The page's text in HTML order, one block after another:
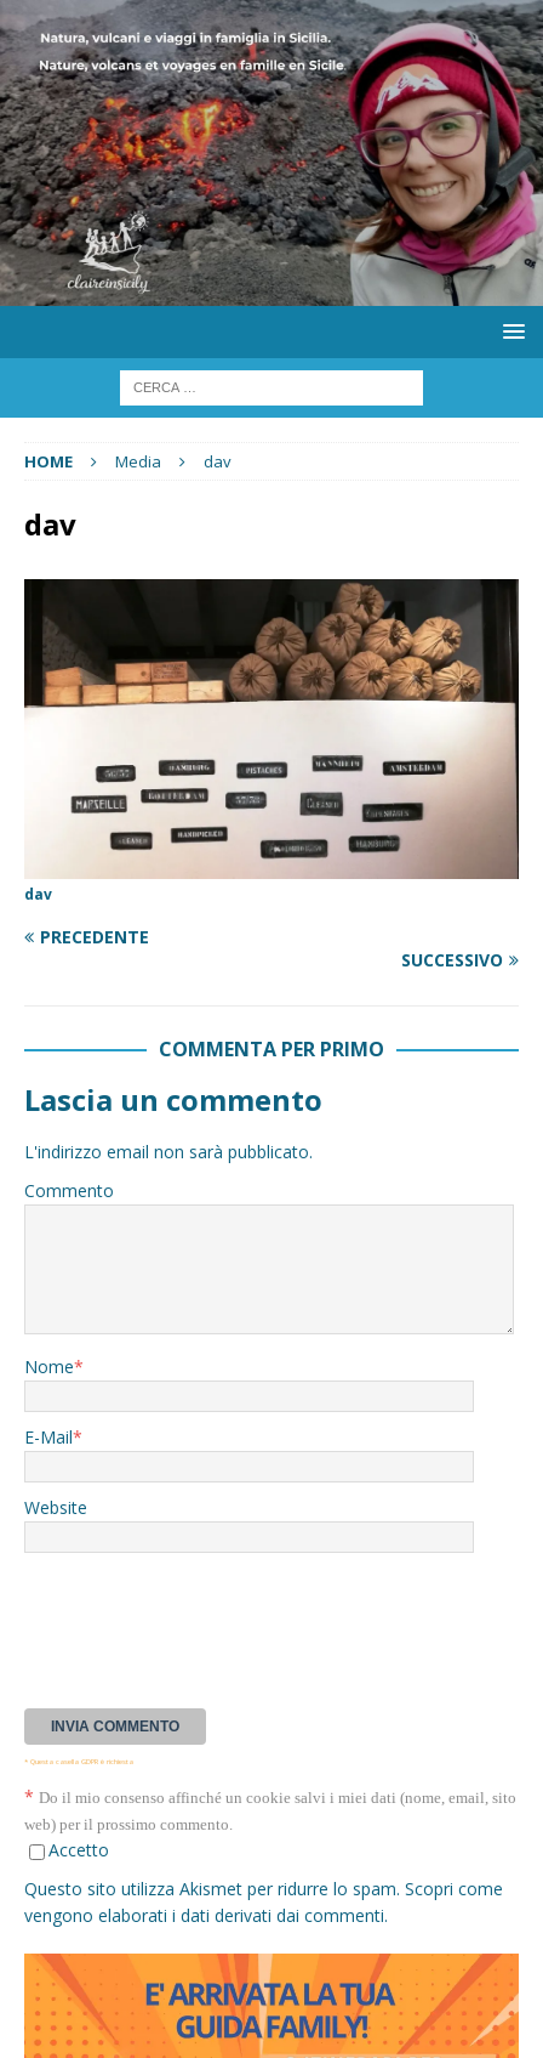
HOME Media dav
dav
dav
PRECEDENTE
SUCCESSIVO
COMMENTA PER PRIMO
Lascia un commento
L'indirizzo email non sarà pubblicato.
Commento
Nome*
E-Mail*
Website
* Questa casella GDPR è richiesta
* Do il mio consenso affinché un cookie salvi i miei dati (nome, email, sito
web) per il prossimo commento.
Accetto
Questo sito utilizza Akismet per ridurre lo spam. Scopri come
vengono elaborati i dati derivati dai commenti.